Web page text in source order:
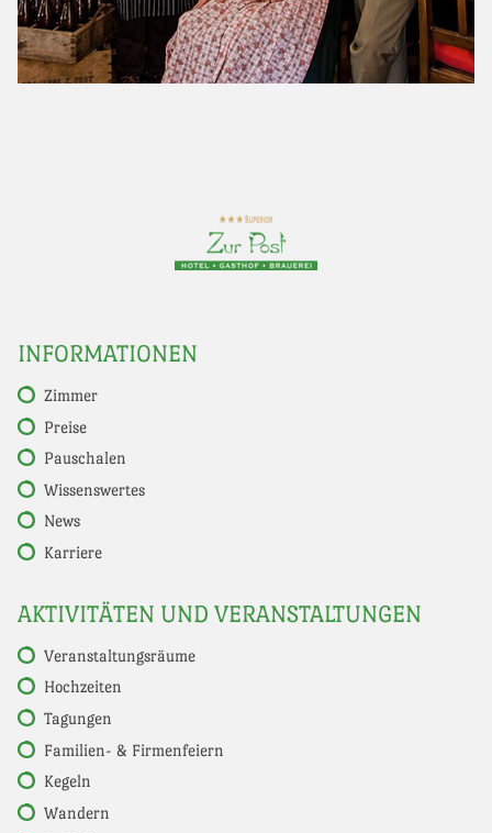
INFORMATIONEN
Zimmer
Preise
Pauschalen
Wissenswertes
News
Karriere
AKTIVITÄTEN UND VERANSTALTUNGEN
Veranstaltungsräume
Hochzeiten
Tagungen
Familien- & Firmenfeiern
Kegeln
Wandern